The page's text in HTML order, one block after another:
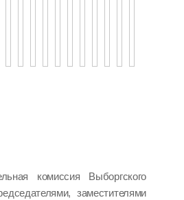
комиссия Выборгского
заместителями